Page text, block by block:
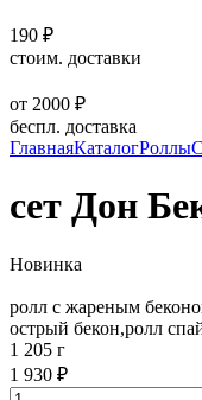
190 ₽
стоим. доставки
от 2000 ₽
беспл. доставка
ГлавнаяКаталогРоллы
сет Дон
Новинка
ролл с жареным
острый бекон,ролл
1 205 г
1 930 ₽